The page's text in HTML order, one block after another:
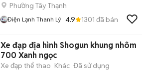
Phường Tây Thạnh
Điện Lạnh Thanh Lý 4.9 1301 đã bán
Xe đạp địa hình Shogun khung nhôm
700 Xanh ngọc
Xe đạp thể thao Khác Đã sử dụng